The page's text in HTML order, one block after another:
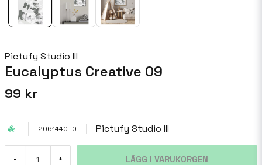
Pictufy Studio III
Eucalyptus Creative 09
99 kr
2061440_0 Pictufy Studio III
- + LÄGG I VARUKORGEN